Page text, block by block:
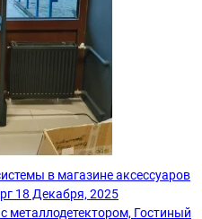
в магазине аксессуаров
18 Декабря, 2025